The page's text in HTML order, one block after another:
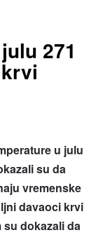
271
u julu
su da
vremenske
davaoci krvi
dokazali da